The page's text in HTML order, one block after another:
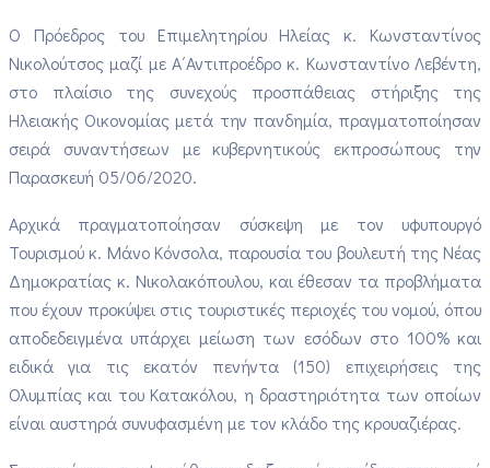
Ο Πρόεδρος του Επιμελητηρίου Ηλείας κ. Κωνσταντίνος
Νικολούτσος μαζί με Α΄Αντιπροέδρο κ. Κωνσταντίνο Λεβέντη,
στο πλαίσιο της συνεχούς προσπάθειας στήριξης της
Ηλειακής Οικονομίας μετά την πανδημία, πραγματοποίησαν
σειρά συναντήσεων με κυβερνητικούς εκπροσώπους την
Παρασκευή 05/06/2020.
Αρχικά πραγματοποίησαν σύσκεψη με τον υφυπουργό
Τουρισμού κ. Μάνο Κόνσολα, παρουσία του βουλευτή της Νέας
Δημοκρατίας κ. Νικολακόπουλου, και έθεσαν τα προβλήματα
που έχουν προκύψει στις τουριστικές περιοχές του νομού, όπου
αποδεδειγμένα υπάρχει μείωση των εσόδων στο 100% και
ειδικά για τις εκατόν πενήντα (150) επιχειρήσεις της
Ολυμπίας και του Κατακόλου, η δραστηριότητα των οποίων
είναι αυστηρά συνυφασμένη με τον κλάδο της κρουαζιέρας.